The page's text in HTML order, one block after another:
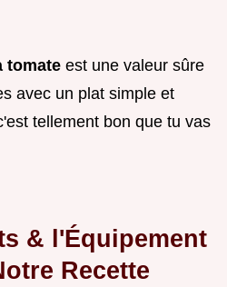
tomate est une valeur sûre
avec un plat simple et
tellement bon que tu vas
& l'Équipement
Recette